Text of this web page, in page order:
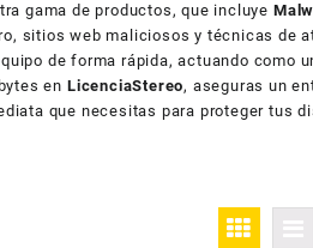
gama de productos, que incluye
sitios web maliciosos y técnicas de
de forma rápida, actuando como
en LicenciaStereo, aseguras un
que necesitas para proteger tus